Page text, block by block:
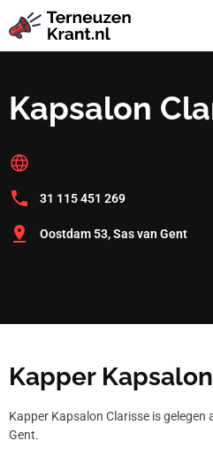
Kapsalon
31 115 451 269
Oostdam 53, Sas van Gent
Kapper
Kapper Kapsalon Clarisse is gelegen
Gent.